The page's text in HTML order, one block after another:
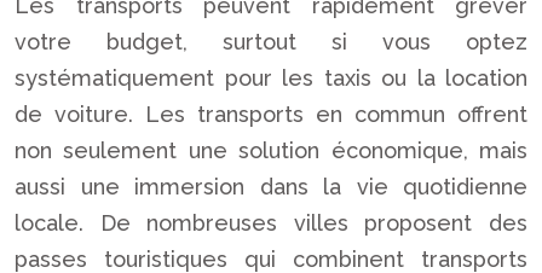
Les transports peuvent rapidement grever
votre budget, surtout si vous optez
systématiquement pour les taxis ou la location
de voiture. Les transports en commun offrent
non seulement une solution économique, mais
aussi une immersion dans la vie quotidienne
locale. De nombreuses villes proposent des
passes touristiques qui combinent transports